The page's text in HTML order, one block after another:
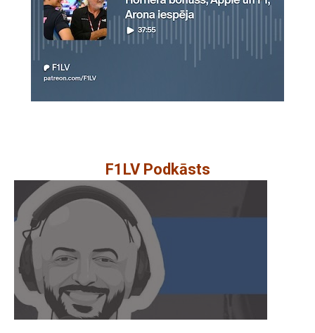
F1LV Podkāsts